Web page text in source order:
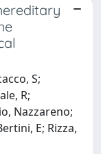
S;
R;
Nazzareno;
E; Rizza,